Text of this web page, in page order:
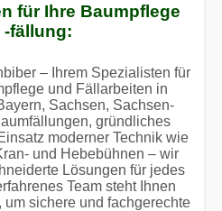
für Ihre Baumpflege
-fällung:
– Ihrem Spezialisten für
und Fällarbeiten in
Sachsen, Sachsen-
gründliches
moderner Technik wie
und Hebebühnen – wir
Lösungen für jedes
Team steht Ihnen
um sichere und fachgerechte